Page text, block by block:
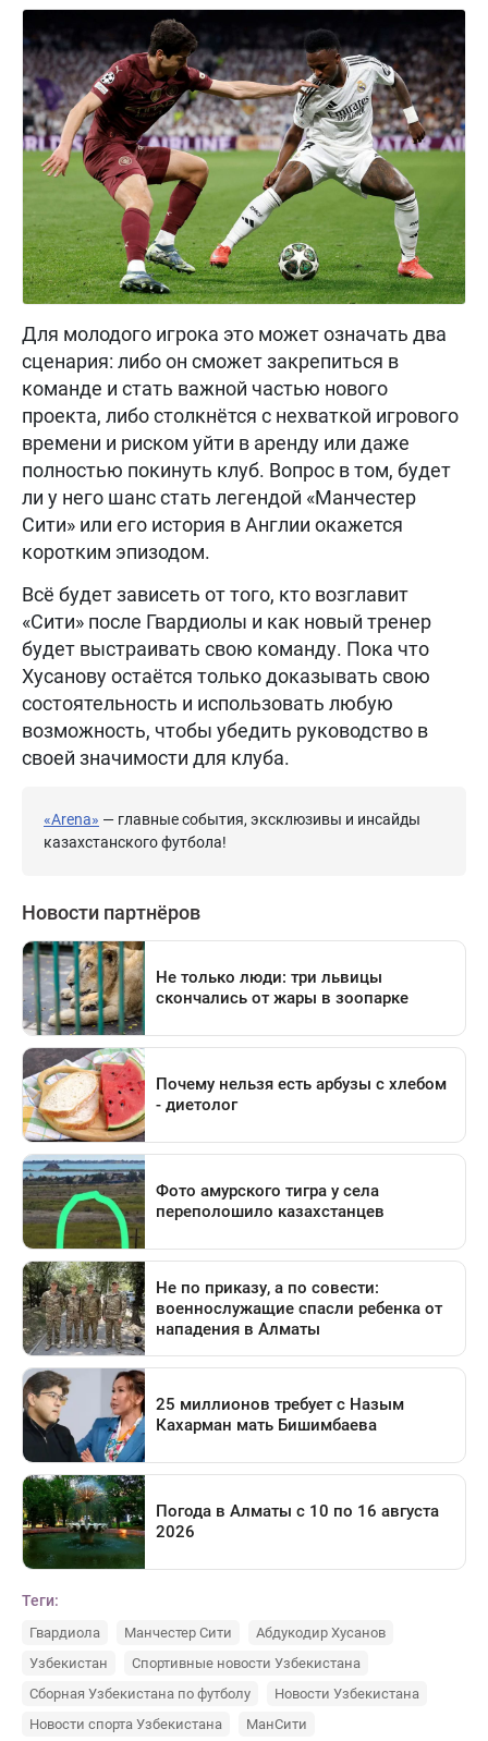
Для молодого игрока это может означать два
сценария: либо он сможет закрепиться в
команде и стать важной частью нового
проекта, либо столкнётся с нехваткой игрового
времени и риском уйти в аренду или даже
полностью покинуть клуб. Вопрос в том, будет
ли у него шанс стать легендой «Манчестер
Сити» или его история в Англии окажется
коротким эпизодом.
Всё будет зависеть от того, кто возглавит
«Сити» после Гвардиолы и как новый тренер
будет выстраивать свою команду. Пока что
Хусанову остаётся только доказывать свою
состоятельность и использовать любую
возможность, чтобы убедить руководство в
своей значимости для клуба.
«Arena» — главные события, эксклюзивы и инсайды
казахстанского футбола!
Теги:
Гвардиола Манчестер Сити
Абдукодир Хусанов
Узбекистан
Спортивные новости Узбекистана
Сборная Узбекистана по футболу
Новости Узбекистана
Новости спорта Узбекистана
МанСити